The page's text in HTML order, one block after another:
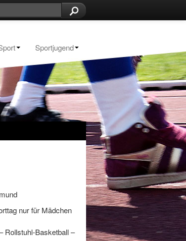
Sportjugend
nur für Mädchen
Rollstuhl-Basketball –